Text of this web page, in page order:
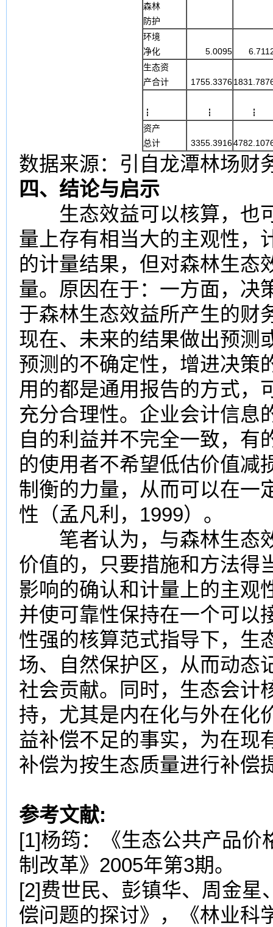
森林
防护
环境
净化
5.0095
生态资
产合计
1755.3376
┇ ┇
┇
资产
总计
3355.3916
数据来源：引自龙潭林场财
四、结论与启示
生态效益可以核算，也
量上存有相当大的主观性
的计量结果，但对森林生态
量。原因在于：一方面，决
于森林生态效益所产生的财
现在、未来的结果做出预测
预测的不确定性，增进决策
用的都是通用报告的方式，
充分合理性。企业会计信息
自的利益并不完全一致，有
的使用者不希望低估价值减
制衡的力量，从而可以在一
性（孟凡利，1999）。
笔者认为，与森林生态
价值的，只要措施和方法得
影响的确认和计量上的主观
并使可靠性保持在一个可以
性强的核算范式指导下，生
场、自然保护区，从而动态
社会贡献。同时，生态会计
持，尤其是内在化与外在化
益补偿不足的事实，为在现
补偿为按生态质量进行补偿
参考文献:
[1]杨筠：《生态公共产品价
制改革》2005年第3期。
[2]费世民、彭镇华、周金星
偿问题的探讨》，《林业科